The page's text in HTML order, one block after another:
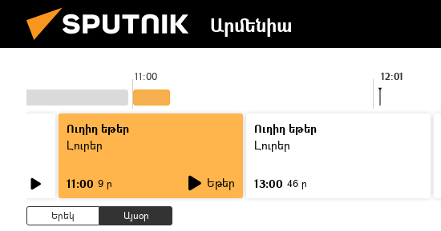
Արմենիա
11:00 12:01
Ուղիղ եթեր
Լուրեր
11:00 9 ր Եթեր
Ուղիղ եթեր
Լուրեր
13:00 46 ր
Երեկ Այսօր